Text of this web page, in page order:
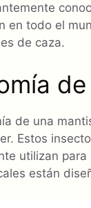
en todo el
de caza.
de una
Estos
utilizan
están